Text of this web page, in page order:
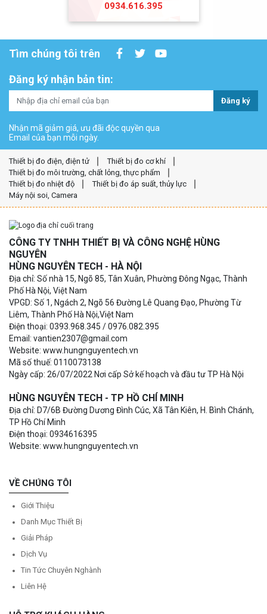
0934.616.395
Tìm chúng tôi trên
Đăng ký nhận bản tin:
Đăng ký
Nhận mã giảm giá, ưu đãi độc quyền qua
Email của bạn mỗi ngày.
Thiết bị đo điện, điện tử
Thiết bị đo cơ khí
Thiết bị đo môi trường, chất lỏng, thực phẩm
Thiết bị đo nhiệt độ
Thiết bị đo áp suất, thủy lực
Máy nội soi, Camera
CÔNG TY TNHH THIẾT BỊ VÀ CÔNG NGHỆ HÙNG
NGUYÊN
HÙNG NGUYÊN TECH - HÀ NỘI
Địa chỉ: Số nhà 15, Ngõ 85, Tân Xuân, Phường Đông Ngạc, Thành
Phố Hà Nội, Việt Nam
VPGD: Số 1, Ngách 2, Ngõ 56 Đường Lê Quang Đạo, Phường Từ
Liêm, Thành Phố Hà Nội,Việt Nam
Điện thoại: 0393.968.345 / 0976.082.395
Email: vantien2307@gmail.com
Website: www.hungnguyentech.vn
Mã số thuế: 0110073138
Ngày cấp: 26/07/2022 Nơi cấp Sở kế hoạch và đầu tư TP Hà Nội
HÙNG NGUYÊN TECH - TP HỒ CHÍ MINH
Địa chỉ: D7/6B Đường Dương Đình Cúc, Xã Tân Kiên, H. Bình Chánh,
TP Hồ Chí Minh
Điện thoại: 0934616395
Website: www.hungnguyentech.vn
VỀ CHÚNG TÔI
Giới Thiệu
Danh Mục Thiết Bị
Giải Pháp
Dịch Vụ
Tin Tức Chuyên Nghành
Liên Hệ